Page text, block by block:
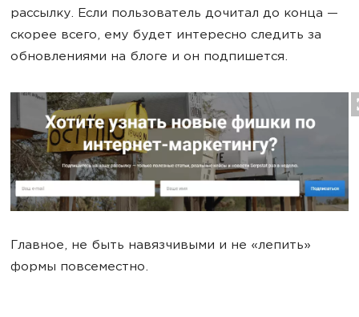
рассылку. Если пользователь дочитал до конца —
скорее всего, ему будет интересно следить за
обновлениями на блоге и он подпишется.
Главное, не быть навязчивыми и не «лепить»
формы повсеместно.